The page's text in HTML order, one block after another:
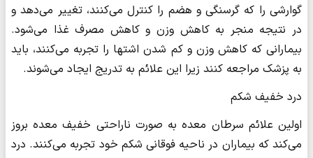
گوارشی را که گرسنگی و هضم را کنترل می‌کنند، تغییر می‌دهد و
در نتیجه منجر به کاهش وزن و کاهش مصرف غذا می‌شود.
بیمارانی که کاهش وزن و کم شدن اشتها را تجربه می‌کنند، باید
به پزشک مراجعه کنند زیرا این علائم به تدریج ایجاد می‌شوند.
درد خفیف شکم
اولین علائم سرطان معده به صورت ناراحتی خفیف معده بروز
می‌کند که بیماران در ناحیه فوقانی شکم خود تجربه می‌کنند. درد